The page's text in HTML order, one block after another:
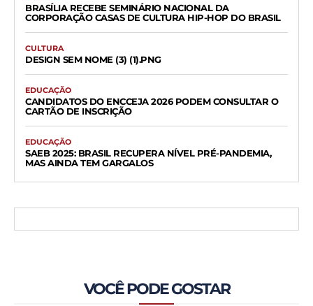
BRASÍLIA RECEBE SEMINÁRIO NACIONAL DA
CORPORAÇÃO CASAS DE CULTURA HIP-HOP DO BRASIL
CULTURA
DESIGN SEM NOME (3) (1).PNG
EDUCAÇÃO
CANDIDATOS DO ENCCEJA 2026 PODEM CONSULTAR O
CARTÃO DE INSCRIÇÃO
EDUCAÇÃO
SAEB 2025: BRASIL RECUPERA NÍVEL PRÉ-PANDEMIA,
MAS AINDA TEM GARGALOS
VOCÊ PODE GOSTAR